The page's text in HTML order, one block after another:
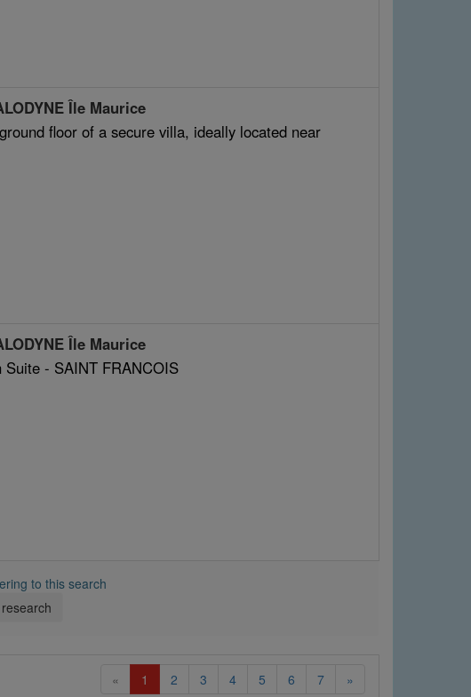
Île Maurice
floor of a secure villa, ideally located near
Île Maurice
- SAINT FRANCOIS
to this search
« 1 (current)
2 3 4 5 6 7 »